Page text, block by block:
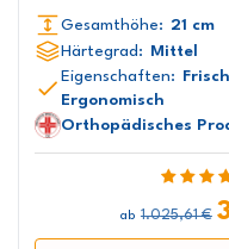
Gesamthöhe: 21 cm
Härtegrad:
Mittel
Eigenschaften:
Ergonomisch
Orthopädisches
ab 1.025,61 €